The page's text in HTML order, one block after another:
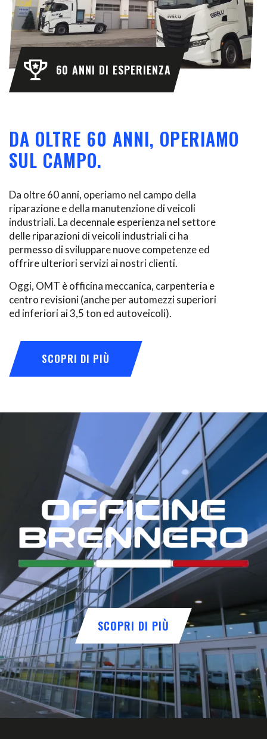
60 ANNI DI ESPERIENZA
DA OLTRE 60 ANNI, OPERIAMO
SUL CAMPO.
Da oltre 60 anni, operiamo nel campo della
riparazione e della manutenzione di veicoli
industriali. La decennale esperienza nel settore
delle riparazioni di veicoli industriali ci ha
permesso di sviluppare nuove competenze ed
offrire ulteriori servizi ai nostri clienti.
Oggi, OMT è officina meccanica, carpenteria e
centro revisioni (anche per automezzi superiori
ed inferiori ai 3,5 ton ed autoveicoli).
SCOPRI DI PIÙ
SCOPRI DI PIÙ